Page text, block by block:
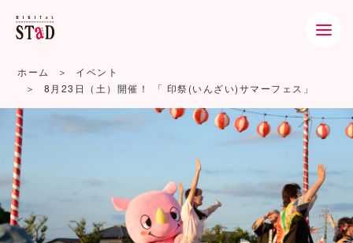
ホーム
イベント
8月23日（土）開催！ 「 印祭(いんざい)サマーフェス」